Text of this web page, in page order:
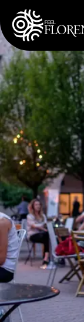
Aller au